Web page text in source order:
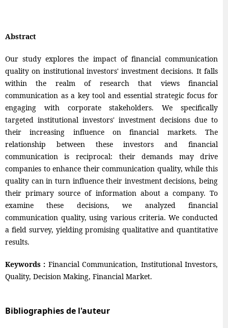
Abstract
Our study explores the impact of financial communication
quality on institutional investors' investment decisions. It falls
within the realm of research that views financial
communication as a key tool and essential strategic focus for
engaging with corporate stakeholders. We specifically
targeted institutional investors' investment decisions due to
their increasing influence on financial markets. The
relationship between these investors and financial
communication is reciprocal: their demands may drive
companies to enhance their communication quality, while this
quality can in turn influence their investment decisions, being
their primary source of information about a company. To
examine these decisions, we analyzed financial
communication quality, using various criteria. We conducted
a field survey, yielding promising qualitative and quantitative
results.
Keywords : Financial Communication, Institutional Investors,
Quality, Decision Making, Financial Market.
Bibliographies de l'auteur